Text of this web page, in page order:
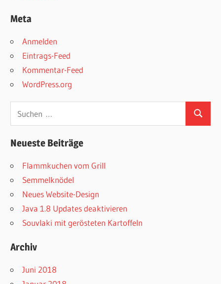
Meta
Anmelden
Eintrags-Feed
Kommentar-Feed
WordPress.org
Suchen
Neueste Beiträge
Flammkuchen vom Grill
Semmelknödel
Neues Website-Design
Java 1.8 Updates deaktivieren
Souvlaki mit gerösteten Kartoffeln
Archiv
Juni 2018